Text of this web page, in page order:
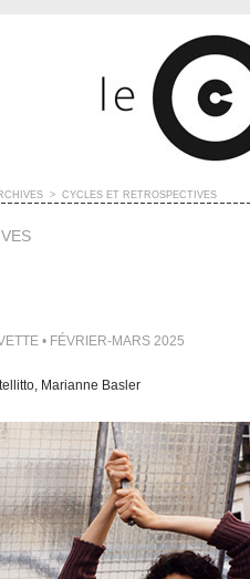
> CYCLES ET RÉTROSPECTIVES
• FÉVRIER-MARS 2025
Marianne Basler